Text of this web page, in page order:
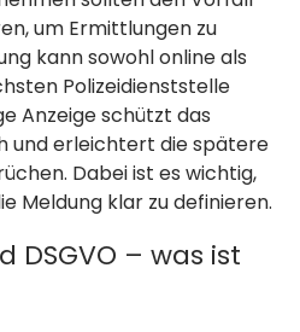
um Ermittlungen zu
kann sowohl online als
Polizeidienststelle
Anzeige schützt das
und erleichtert die spätere
Dabei ist es wichtig,
Meldung klar zu definieren.
DSGVO – was ist